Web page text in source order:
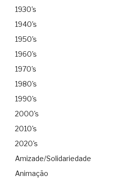
1930's
1940's
1950's
1960's
1970's
1980's
1990's
2000's
2010's
2020's
Amizade/Solidariedade
Animação